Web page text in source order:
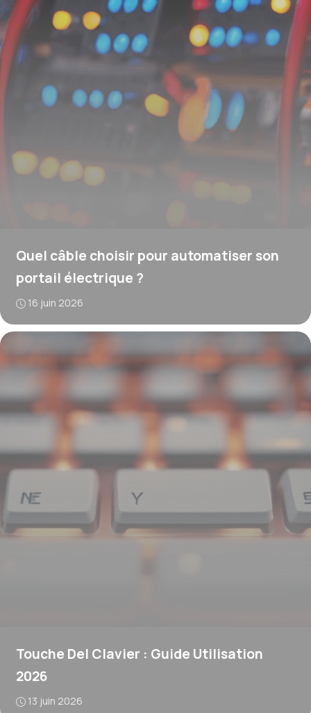
Quel câble choisir pour automatiser son
portail électrique ?
16 juin 2026
Touche Del Clavier : Guide Utilisation
2026
13 juin 2026